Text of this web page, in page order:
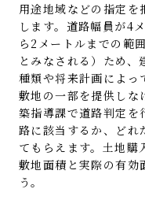
用途地域などの指定
します。道路幅員が4
ら2メートルまでの範
とみなされる）ため、
種類や将来計画によっ
敷地の一部を提供しな
築指導課で道路判定を
路に該当するか、どれ
てもらえます。土地購
敷地面積と実際の有効
う。